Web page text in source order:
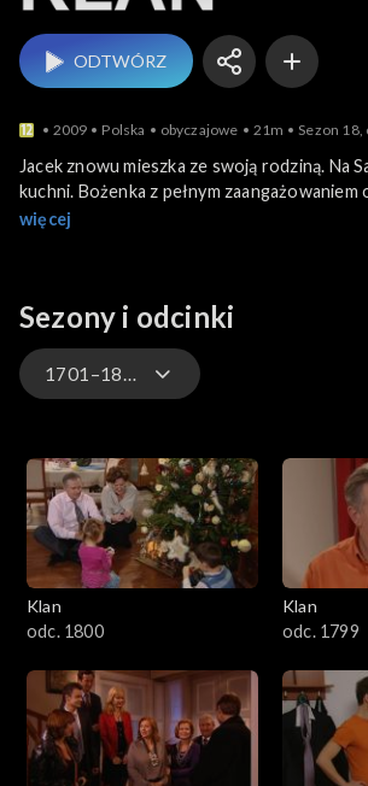
ODTWÓRZ
2009 Polska obyczajowe 21m Sezon 18,
Jacek znowu mieszka ze swoją rodziną. Na
kuchni. Bożenka z pełnym zaangażowaniem
wywiadzie na temat ofiar wojny, jaki
programie o prywatnych klinikach. Po
Elżbiety na temat fikcyjnego małżeństwa
matce, że w końcu odmówił Poli.
więcej
Sezony i odcinki
1701–1800
4601–4700
4501–4600
4401–4500
4301–4400
4201–4300
Klan
odc. 1800
Klan
odc. 1799